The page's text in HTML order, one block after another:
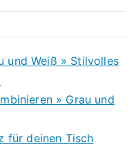
und Weiß » Stilvolles
» Grau und
für deinen Tisch